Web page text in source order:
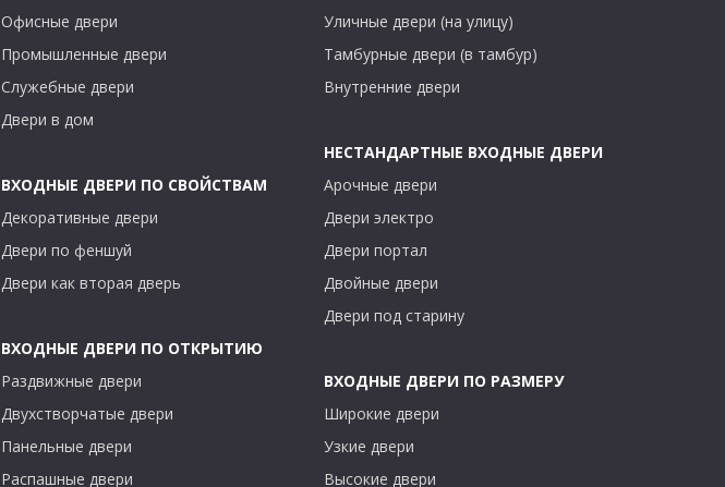
Офисные двери
Промышленные двери
Служебные двери
Двери в дом
ВХОДНЫЕ ДВЕРИ ПО СВОЙСТВАМ
Декоративные двери
Двери по феншуй
Двери как вторая дверь
ВХОДНЫЕ ДВЕРИ ПО ОТКРЫТИЮ
Раздвижные двери
Двухстворчатые двери
Панельные двери
Распашные двери
Уличные двери (на улицу)
Тамбурные двери (в тамбур)
Внутренние двери
НЕСТАНДАРТНЫЕ ВХОДНЫЕ ДВЕРИ
Арочные двери
Двери электро
Двери портал
Двойные двери
Двери под старину
ВХОДНЫЕ ДВЕРИ ПО РАЗМЕРУ
Широкие двери
Узкие двери
Высокие двери